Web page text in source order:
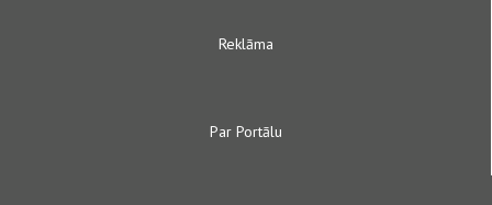
Reklāma
Par Portālu